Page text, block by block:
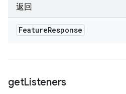
返回
FeatureResponse
getListeners